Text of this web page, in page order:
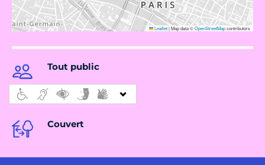
Leaflet|Map data ©OpenStreetMapcontributors
Tout public
Couvert